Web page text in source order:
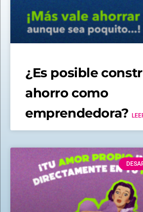
¿Es posible
ahorro como
emprendedora?